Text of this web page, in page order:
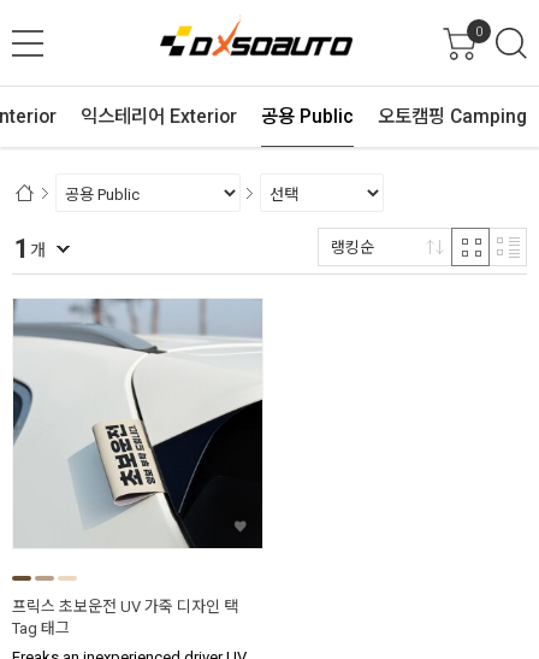
0
익스테리어 Exterior 공용 Public 오토캠핑 Camping
1 개 랭킹순
프릭스 초보운전 UV 가죽 디자인 택
Tag 태그